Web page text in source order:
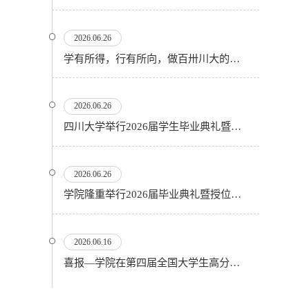
2026.06.26
学有所得，行有所向，做百卅川大的薪火赓续者——校长汪劲松在四川大学2026届学生毕业典礼上的...
2026.06.26
四川大学举行2026届学生毕业典礼暨学位授予仪式
2026.06.26
​学院隆重举行2026届毕业典礼暨授位仪式
2026.06.16
喜报—学院在第四届全国大学生高分子材料实验实践虚拟仿真大赛再创佳绩